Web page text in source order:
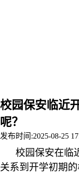
校园保安临近
呢？
发布时间:2025-08-25
校园保安在临
关系到开学初期